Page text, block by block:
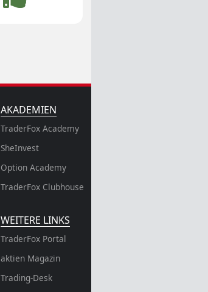
AKADEMIEN
TraderFox Academy
SheInvest
Option Academy
TraderFox Clubhouse
WEITERE LINKS
TraderFox Portal
aktien Magazin
Trading-Desk